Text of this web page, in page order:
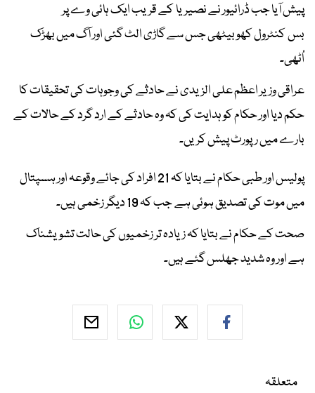
پیش آیا جب ڈرائیور نے نصیریا کے قریب ایک ہائی وے پر
بس کنٹرول کھو بیٹھی جس سے گاڑی الٹ گئی اور آگ میں بھڑک
اُٹھی۔
عراقی وزیر اعظم علی الزیدی نے حادثے کی وجوہات کی تحقیقات کا
حکم دیا اور حکام کو ہدایت کی کہ وہ حادثے کے ارد گرد کے حالات کے
بارے میں رپورٹ پیش کریں۔
پولیس اور طبی حکام نے بتایا کہ 21 افراد کی جائے وقوعہ اور ہسپتال
میں موت کی تصدیق ہوئی ہے جب کہ 19 دیگر زخمی ہیں۔
صحت کے حکام نے بتایا کہ زیادہ تر زخمیوں کی حالت تشویشناک
ہے اور وہ شدید جھلس گئے ہیں۔
متعلقہ